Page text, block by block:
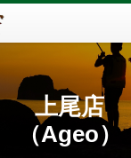
上尾店
（Ageo）